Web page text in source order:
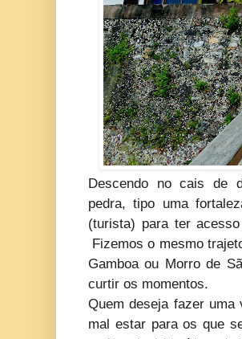
Descendo no cais de
pedra, tipo uma
(turista) para ter
Fizemos o mesmo
Gamboa ou Morro de
curtir os momentos.
Quem deseja fazer uma
mal estar para os que